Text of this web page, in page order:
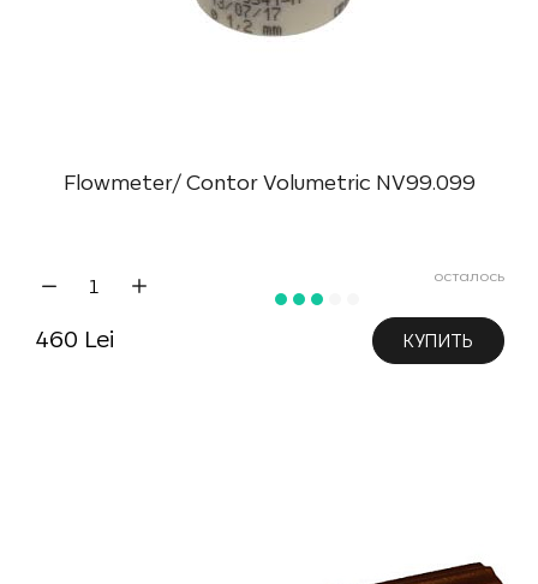
Flowmeter/ Contor Volumetric NV99.099
осталось
460 Lei КУПИТЬ